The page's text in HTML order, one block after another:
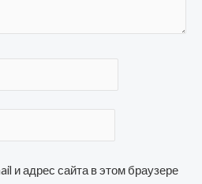
и адрес сайта в этом браузере